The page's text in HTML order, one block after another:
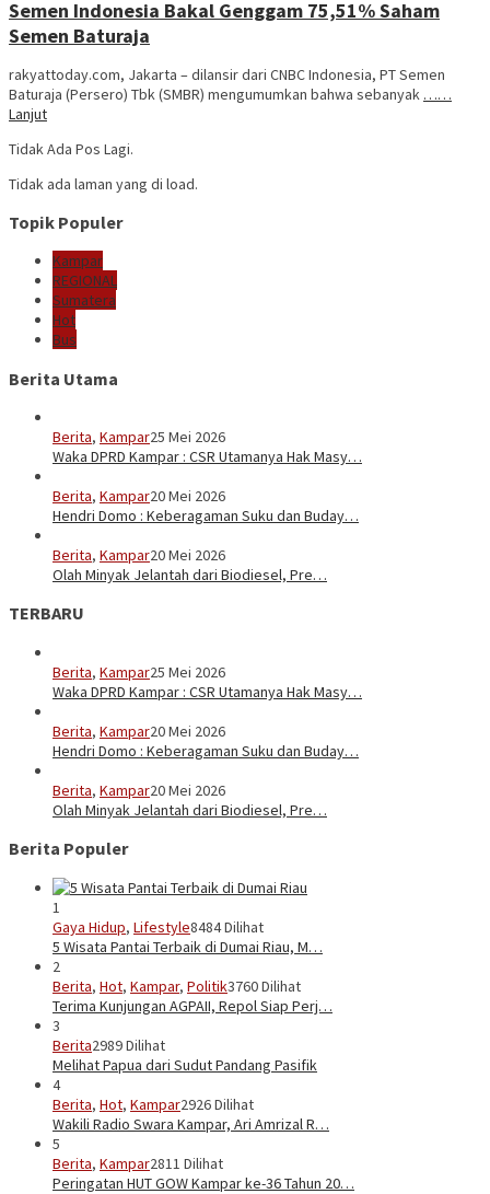
Semen Indonesia Bakal Genggam 75,51% Saham
Semen Baturaja
rakyattoday.com, Jakarta – dilansir dari CNBC Indonesia, PT Semen
Baturaja (Persero) Tbk (SMBR) mengumumkan bahwa sebanyak ……
Lanjut
Tidak Ada Pos Lagi.
Tidak ada laman yang di load.
Topik Populer
Kampar
REGIONAL
Sumatera
Hot
Bus
Berita Utama
Berita, Kampar25 Mei 2026
Waka DPRD Kampar : CSR Utamanya Hak Masy…
Berita, Kampar20 Mei 2026
Hendri Domo : Keberagaman Suku dan Buday…
Berita, Kampar20 Mei 2026
Olah Minyak Jelantah dari Biodiesel, Pre…
TERBARU
Berita, Kampar25 Mei 2026
Waka DPRD Kampar : CSR Utamanya Hak Masy…
Berita, Kampar20 Mei 2026
Hendri Domo : Keberagaman Suku dan Buday…
Berita, Kampar20 Mei 2026
Olah Minyak Jelantah dari Biodiesel, Pre…
Berita Populer
1
Gaya Hidup, Lifestyle8484 Dilihat
5 Wisata Pantai Terbaik di Dumai Riau, M…
2
Berita, Hot, Kampar, Politik3760 Dilihat
Terima Kunjungan AGPAII, Repol Siap Perj…
3
Berita2989 Dilihat
Melihat Papua dari Sudut Pandang Pasifik
4
Berita, Hot, Kampar2926 Dilihat
Wakili Radio Swara Kampar, Ari Amrizal R…
5
Berita, Kampar2811 Dilihat
Peringatan HUT GOW Kampar ke-36 Tahun 20…